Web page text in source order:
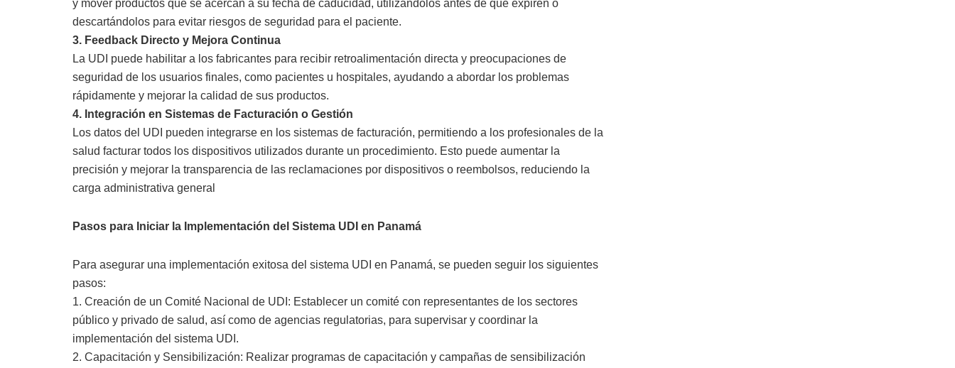
y mover productos que se acercan a su fecha de caducidad, utilizándolos antes de que expiren o
descartándolos para evitar riesgos de seguridad para el paciente.
3. Feedback Directo y Mejora Continua
La UDI puede habilitar a los fabricantes para recibir retroalimentación directa y preocupaciones de
seguridad de los usuarios finales, como pacientes u hospitales, ayudando a abordar los problemas
rápidamente y mejorar la calidad de sus productos.
4. Integración en Sistemas de Facturación o Gestión
Los datos del UDI pueden integrarse en los sistemas de facturación, permitiendo a los profesionales de la
salud facturar todos los dispositivos utilizados durante un procedimiento. Esto puede aumentar la
precisión y mejorar la transparencia de las reclamaciones por dispositivos o reembolsos, reduciendo la
carga administrativa general
Pasos para Iniciar la Implementación del Sistema UDI en Panamá
Para asegurar una implementación exitosa del sistema UDI en Panamá, se pueden seguir los siguientes
pasos:
1. Creación de un Comité Nacional de UDI: Establecer un comité con representantes de los sectores
público y privado de salud, así como de agencias regulatorias, para supervisar y coordinar la
implementación del sistema UDI.
2. Capacitación y Sensibilización: Realizar programas de capacitación y campañas de sensibilización